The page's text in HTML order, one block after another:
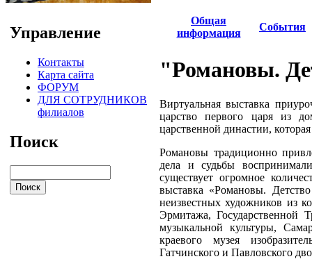
Управление
Контакты
Карта сайта
ФОРУМ
ДЛЯ СОТРУДНИКОВ
филиалов
Поиск
Общая
информация
События
"Романовы.
Виртуальная выставка
царство первого царя из
царственной династии,
Романовы традиционно
дела и судьбы
существует огромное
выставка «Романовы.
неизвестных художников из
Эрмитажа, Государственной
музыкальной культуры,
краевого музея
Гатчинского и Павловского